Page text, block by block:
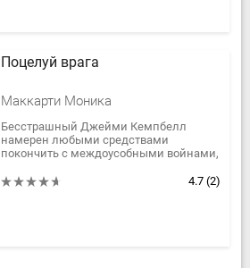
Поцелуй врага
Маккарти Моника
Бесстрашный Джейми Кемпбелл
намерен любыми средствами
покончить с междоусобными войнами,
Чтобы добиться своей цели, он должен
4.7 (2)